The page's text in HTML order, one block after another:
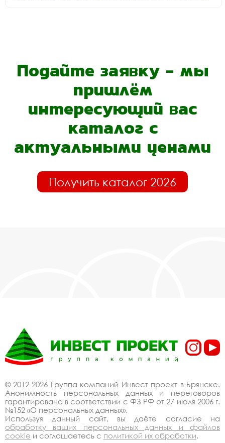
Подайте заявку - мы
пришлём
интересующий вас
каталог с
актуальными ценами
Получить каталог 2026
© 2012-2026 Группа компаний Инвест проект в Брянске.
Анонимность персональных данных и переговоров
гарантирована в соответствии с ФЗ РФ от 27 июля 2006 г.
№152 «О персональных данных».
Используя данный сайт, вы даёте согласие на
обработку ваших персональных данных и файлов
cookie и соглашаетесь с политикой их обработки.